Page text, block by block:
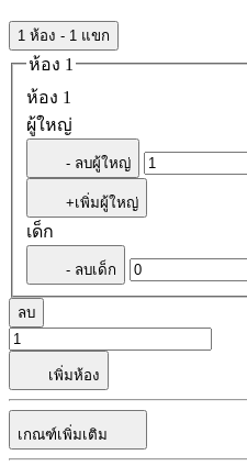
1 ห้อง - 1 แขก
ห้อง 1
ห้อง 1
ผู้ใหญ่
- ลบผู้ใหญ่
+เพิ่มผู้ใหญ่
เด็ก
- ลบเด็ก
ลบ
เพิ่มห้อง
เกณฑ์เพิ่มเติม